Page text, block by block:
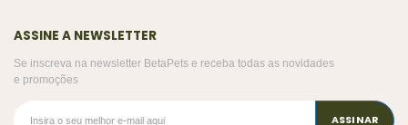
ASSINE A NEWSLETTER
Se inscreva na newsletter BetaPets e receba todas as novidades
e promoções